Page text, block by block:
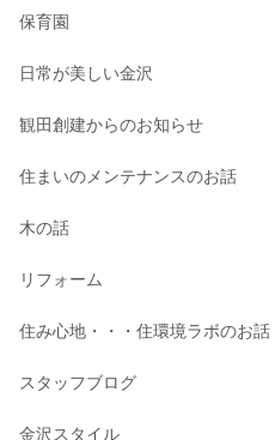
保育園
日常が美しい金沢
観田創建からのお知らせ
住まいのメンテナンスのお話
木の話
リフォーム
住み心地・・・住環境ラボのお話
スタッフブログ
金沢スタイル